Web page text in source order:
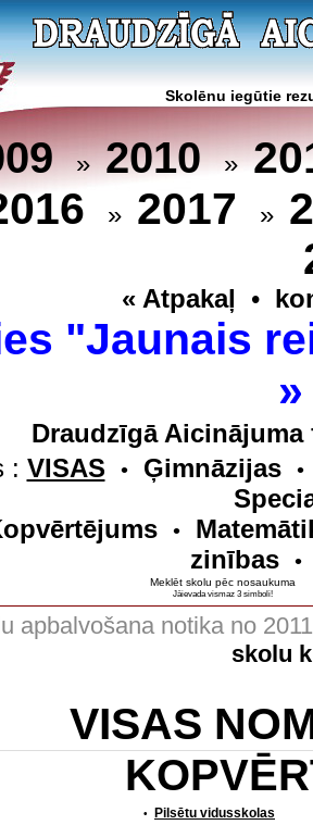
Skolēnu iegūtie
»2010 »
» 2017 »
« Atpakaļ •
"Jaunais
Draudzīgā
: VISAS • Ģimnāzijas •
•
zinības
•
Meklēt skolu pēc nosaukuma
Jāievada vismaz 3 simboli!
apbalvošana notika no
skolu
VISAS
• Pilsētu vidusskolas